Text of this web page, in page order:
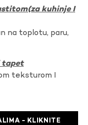
kuhinje I
na toplotu, paru,
tapet
teksturom I
- KLIKNITE